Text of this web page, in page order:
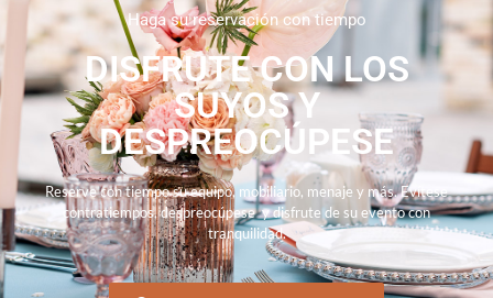
Haga su reservación con tiempo
DISFRUTE CON LOS
SUYOS Y
DESPREOCÚPESE
Reserve con tiempo su equipo, mobiliario, menaje y más. Evítese
contratiempos, despreocúpese y disfrute de su evento con
tranquilidad.